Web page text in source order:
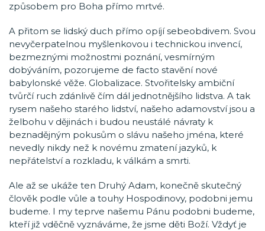
způsobem pro Boha přímo mrtvé.
A přitom se lidský duch přímo opíjí sebeobdivem. Svou
nevyčerpatelnou myšlenkovou i technickou invencí,
bezmeznými možnostmi poznání, vesmírným
dobýváním, pozorujeme de facto stavění nové
babylonské věže. Globalizace. Stvořitelsky ambiční
tvůrčí ruch zdánlivě čím dál jednotnějšího lidstva. A tak
rysem našeho starého lidství, našeho adamovství jsou a
želbohu v dějinách i budou neustálé návraty k
beznadějným pokusům o slávu našeho jména, které
nevedly nikdy než k novému zmatení jazyků, k
nepřátelství a rozkladu, k válkám a smrti.
Ale až se ukáže ten Druhý Adam, konečně skutečný
člověk podle vůle a touhy Hospodinovy, podobni jemu
budeme. I my teprve našemu Pánu podobni budeme,
kteří již vděčně vyznáváme, že jsme děti Boží. Vždyť je